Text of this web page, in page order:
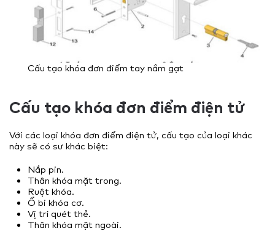
Cấu tạo khóa đơn điểm tay nắm gạt
Cấu tạo khóa đơn điểm điện tử
Với các loại khóa đơn điểm điện tử, cấu tạo của loại khác
này sẽ có sư khác biệt:
Nắp pin.
Thân khóa mặt trong.
Ruột khóa.
Ổ bi khóa cơ.
Vị trí quét thẻ.
Thân khóa mặt ngoài.